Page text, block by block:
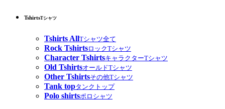
TshirtsTシャツ
Tshirts AllTシャツ全て
Rock TshirtsロックTシャツ
Character TshirtsキャラクターTシャツ
Old TshirtsオールドTシャツ
Other Tshirtsその他Tシャツ
Tank topタンクトップ
Polo shirtsポロシャツ